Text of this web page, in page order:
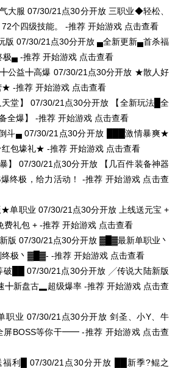
大服 07/30/21点30分开放 三职业◆轻松、
个四级技能。 -推荐 开始游戏 点击查看
版 07/30/21点30分开放 ▄全新更新▄首杀福
极▄ -推荐 开始游戏 点击查看
公益╋高爆 07/30/21点30分开放 ★散人好
★ -推荐 开始游戏 点击查看
天堂】 07/30/21点30分开放
【全新玩法█全
全爆】 -推荐 开始游戏 点击查看
斗▄ 07/30/21点30分开放
███激情暴爽★
包壕礼★ -推荐 开始游戏 点击查看
】 07/30/21点30分开放
【几百件装备神器
终极，给力活动！ -推荐 开始游戏 点击查
★单职业 07/30/21点30分开放
上线送元宝 +
费礼包 + -推荐 开始游戏 点击查看
版 07/30/21点30分开放 ▓█▓最新单职业丶
终极丶▓█▓- -推荐 开始游戏 点击查看
破██ 07/30/21点30分开放 ╱传说大陆新版
╋新盘古▂超级爆率 -推荐 开始游戏 点击查
职业 07/30/21点30分开放 剑圣、小Y、牛
BOSS等你干━━ -推荐 开始游戏 点击查
福利█ 07/30/21点30分开放
██新季?鲲之